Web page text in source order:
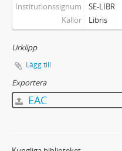
Institutionssignum
SE-LIBR
Källor
Libris
Urklipp
Lägg till
Exportera
EAC